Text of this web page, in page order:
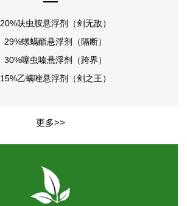
20%呋虫胺悬浮剂（剑无敌）
29%螺螨酯悬浮剂（隔断）
30%噻虫嗪悬浮剂（跨界）
15%乙螨唑悬浮剂（剑之王）
更多>>